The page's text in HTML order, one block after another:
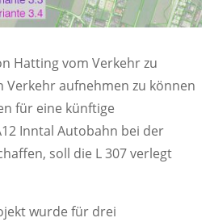
Hatting vom Verkehr zu
Verkehr aufnehmen zu können
für eine künftige
Inntal Autobahn bei der
soll die L 307 verlegt
wurde für drei